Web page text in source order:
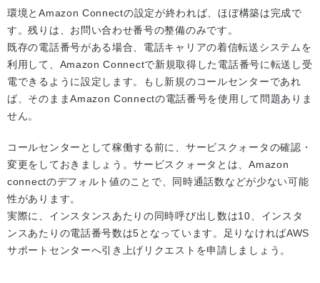
環境とAmazon Connectの設定が終われば、ほぼ構築は完成で
す。残りは、お問い合わせ番号の整備のみです。
既存の電話番号がある場合、電話キャリアの着信転送システムを
利用して、Amazon Connectで新規取得した電話番号に転送し受
電できるように設定します。もし新規のコールセンターであれ
ば、そのままAmazon Connectの電話番号を使用して問題ありま
せん。
コールセンターとして稼働する前に、サービスクォータの確認・
変更をしておきましょう。サービスクォータとは、Amazon
connectのデフォルト値のことで、同時通話数などが少ない可能
性があります。
実際に、インスタンスあたりの同時呼び出し数は10、インスタ
ンスあたりの電話番号数は5となっています。足りなければAWS
サポートセンターへ引き上げリクエストを申請しましょう。